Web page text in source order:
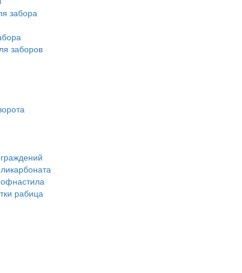
забора
заборов
рабица